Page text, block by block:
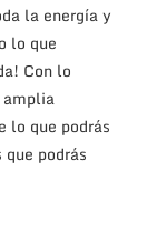
la energía y
lo que
Con lo
lo que podrás
podrás